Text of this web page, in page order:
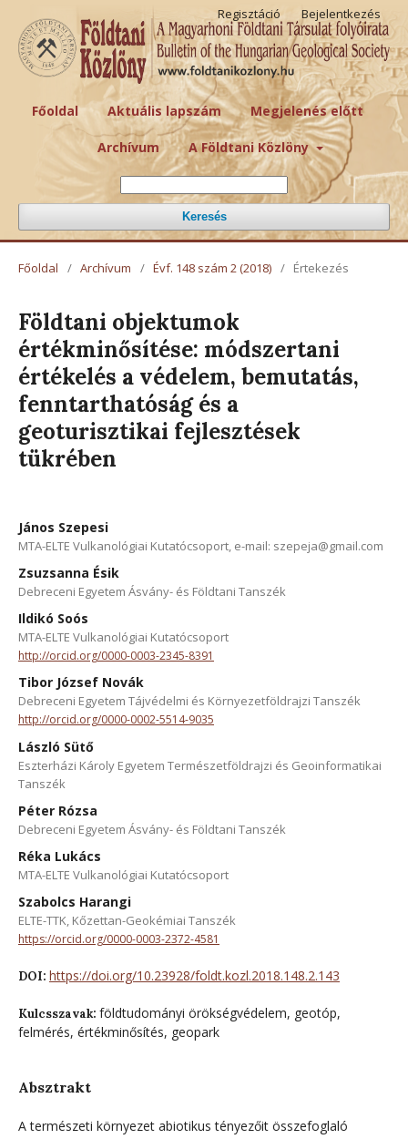
Főoldal Aktuális lapszám Megjelenés előtt
Archívum A Földtani Közlöny
Keresés
Regisztáció Bejelentkezés
Főoldal / Archívum / Évf. 148 szám 2 (2018) / Értekezés
Földtani objektumok
értékminősítése: módszertani
értékelés a védelem, bemutatás,
fenntarthatóság és a
geoturisztikai fejlesztések
tükrében
János Szepesi
MTA-ELTE Vulkanológiai Kutatócsoport, e-mail: szepeja@gmail.com
Zsuzsanna Ésik
Debreceni Egyetem Ásvány- és Földtani Tanszék
Ildikó Soós
MTA-ELTE Vulkanológiai Kutatócsoport
http://orcid.org/0000-0003-2345-8391
Tibor József Novák
Debreceni Egyetem Tájvédelmi és Környezetföldrajzi Tanszék
http://orcid.org/0000-0002-5514-9035
László Sütő
Eszterházi Károly Egyetem Természetföldrajzi és Geoinformatikai
Tanszék
Péter Rózsa
Debreceni Egyetem Ásvány- és Földtani Tanszék
Réka Lukács
MTA-ELTE Vulkanológiai Kutatócsoport
Szabolcs Harangi
ELTE-TTK, Kőzettan-Geokémiai Tanszék
https://orcid.org/0000-0003-2372-4581
DOI: https://doi.org/10.23928/foldt.kozl.2018.148.2.143
Kulcsszavak: földtudományi örökségvédelem, geotóp,
felmérés, értékminősítés, geopark
Absztrakt
A természeti környezet abiotikus tényezőit összefoglaló